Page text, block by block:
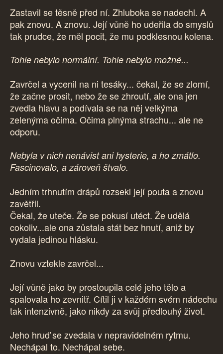
Zastavil se těsně před ní. Zhluboka se nadechl. A
pak znovu. A znovu. Její vůně ho udeřila do smyslů
tak prudce, že měl pocit, že mu podklesnou kolena.
Tohle nebylo normální. Tohle nebylo možné...
Zavrčel a vycenil na ni tesáky... čekal, že se zlomí,
že začne prosit, nebo že se zhroutí, ale ona jen
zvedla hlavu a podívala se na něj velkýma
zelenýma očima. Očima plnýma strachu... ale ne
odporu.
Nebyla v nich nenávist ani hysterie, a ho zmátlo.
Fascinovalo, a zároveň štvalo.
Jedním trhnutím drápů rozsekl její pouta a znovu
zavětřil.
Čekal, že uteče. Že se pokusí utéct. Že udělá
cokoliv...ale ona zůstala stát bez hnutí, aniž by
vydala jedinou hlásku.
Znovu vztekle zavrčel...
Její vůně jako by prostoupila celé jeho tělo a
spalovala ho zevnitř. Cítil ji v každém svém nádechu
tak intenzivně, jako nikdy za svůj předlouhý život.
Jeho hruď se zvedala v nepravidelném rytmu.
Nechápal to. Nechápal sebe.